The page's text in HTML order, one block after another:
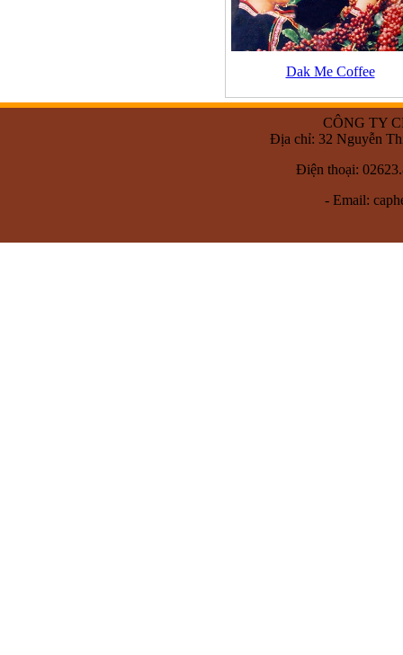
Dak Me Coffee
CÔNG TY
Địa chỉ: 32 Nguyễn
Điện thoại:
- Email: